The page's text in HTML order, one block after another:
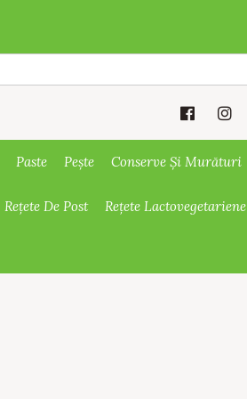
Paste Pește Conserve Și Murături
Rețete De Post Rețete Lactovegetariene